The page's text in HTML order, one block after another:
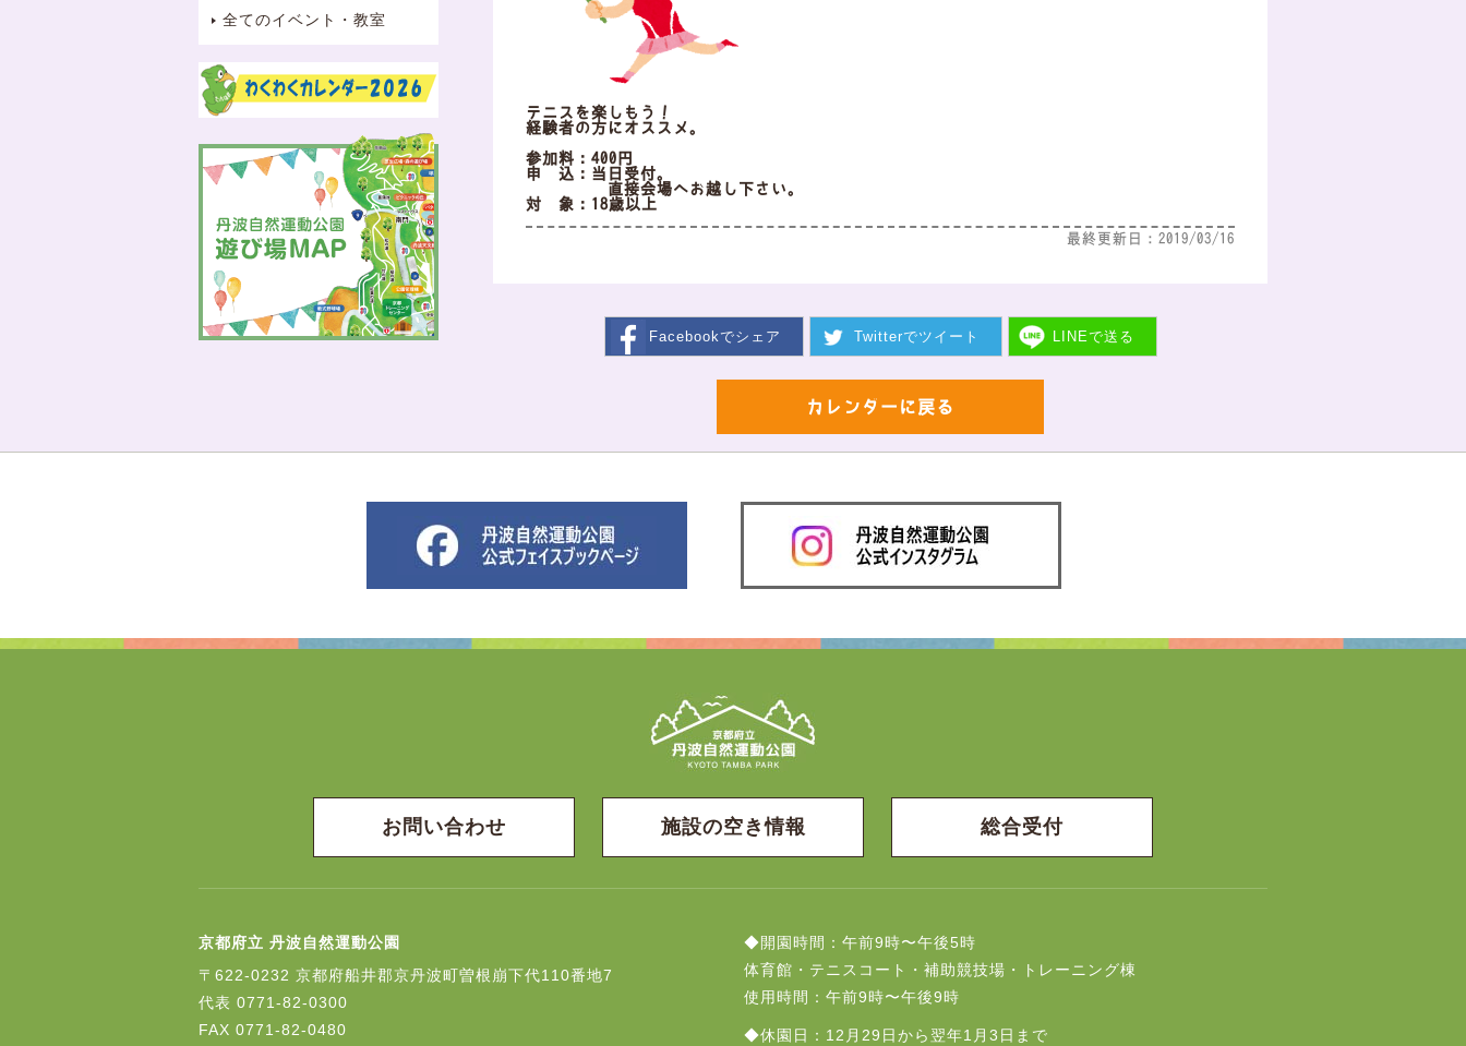
全てのイベント・教室
テニスを楽しもう！
経験者の方にオススメ。
参加料：400円
申 込：当日受付。
直接会場へお越し下さい。
対 象：18歳以上
最終更新日：2019/03/16
Facebookでシェア Twitterでツイート LINEで送る
カレンダーに戻る
お問い合わせ 施設の空き情報 総合受付
京都府立 丹波自然運動公園
〒622-0232 京都府船井郡京丹波町曽根崩下代110番地7
代表 0771-82-0300
FAX 0771-82-0480
◆開園時間：午前9時〜午後5時
体育館・テニスコート・補助競技場・トレーニング棟
使用時間：午前9時〜午後9時
◆休園日：12月29日から翌年1月3日まで